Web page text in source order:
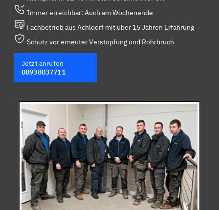
Immer erreichbar: Auch am Wochenende
Fachbetrieb aus Achldorf mit über 15 Jahren Erfahrung
Schutz vor erneuter Verstopfung und Rohrbruch
Jetzt anrufen
08938037711